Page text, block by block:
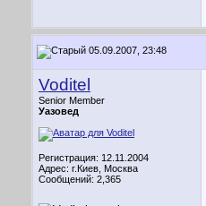
05.09.2007, 23:48
Voditel
Senior Member
Уазовед
Регистрация: 12.11.2004
Адрес: г.Киев, Москва
Сообщений: 2,365